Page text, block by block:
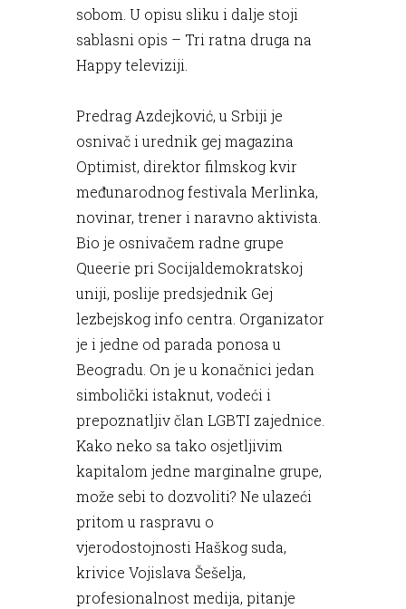
sobom. U opisu sliku i dalje stoji
sablasni opis – Tri ratna druga na
Happy televiziji.
Predrag Azdejković, u Srbiji je
osnivač i urednik gej magazina
Optimist, direktor filmskog kvir
međunarodnog festivala Merlinka,
novinar, trener i naravno aktivista.
Bio je osnivačem radne grupe
Queerie pri Socijaldemokratskoj
uniji, poslije predsjednik Gej
lezbejskog info centra. Organizator
je i jedne od parada ponosa u
Beogradu. On je u konačnici jedan
simbolički istaknut, vodeći i
prepoznatljiv član LGBTI zajednice.
Kako neko sa tako osjetljivim
kapitalom jedne marginalne grupe,
može sebi to dozvoliti? Ne ulazeći
pritom u raspravu o
vjerodostojnosti Haškog suda,
krivice Vojislava Šešelja,
profesionalnost medija, pitanje